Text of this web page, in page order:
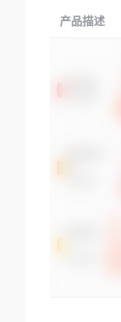
产品描述